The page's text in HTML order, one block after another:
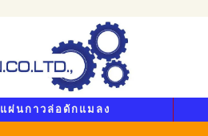
แผ่นกาวล่อดักแมลง